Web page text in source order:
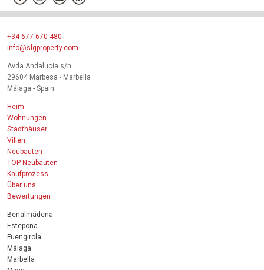
+34 677 670 480
info@slgproperty.com
Avda Andalucia s/n
29604 Marbesa - Marbella
Málaga - Spain
Heim
Wohnungen
Stadthäuser
Villen
Neubauten
TOP Neubauten
Kaufprozess
Über uns
Bewertungen
Benalmádena
Estepona
Fuengirola
Málaga
Marbella